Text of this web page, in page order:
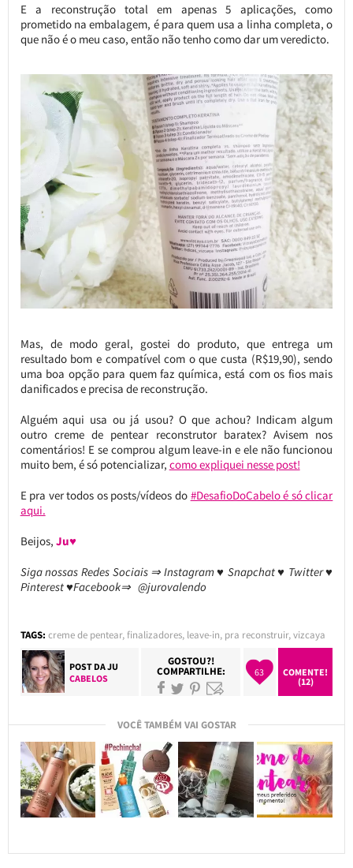
E a reconstrução total em apenas 5 aplicações, como
prometido na embalagem, é para quem usa a linha completa, o
que não é o meu caso, então não tenho como dar um veredicto.
Mas, de modo geral, gostei do produto, que entrega um
resultado bom e compatível com o que custa (R$19,90), sendo
uma boa opção para quem faz química, está com os fios mais
danificados e precisa de reconstrução.
Alguém aqui usa ou já usou? O que achou? Indicam algum
outro creme de pentear reconstrutor baratex? Avisem nos
comentários! E se comprou algum leave-in e ele não funcionou
muito bem, é só potencializar, como expliquei nesse post!
E pra ver todos os posts/vídeos do #DesafioDoCabelo é só clicar
aqui.
Beijos, Ju♥
Siga nossas Redes Sociais ⇒ Instagram ♥ Snapchat ♥ Twitter ♥
Pinterest ♥Facebook⇒ @jurovalendo
TAGS: creme de pentear,finalizadores, leave-in, pra reconstruir,vizcaya
POST DAJU
CABELOS
GOSTOU?!
COMPARTILHE: 63
COMENTE!
(12)
VOCÊ TAMBÉM VAI GOSTAR